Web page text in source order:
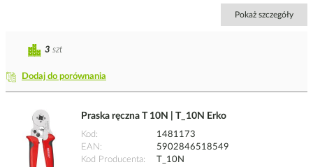
Pokaż szczegóły
Dodaj do porównania
3 szt
Praska ręczna T 10N | T_10N Erko
Kod
1481173
EAN
5902846518549
Kod Producenta
T_10N